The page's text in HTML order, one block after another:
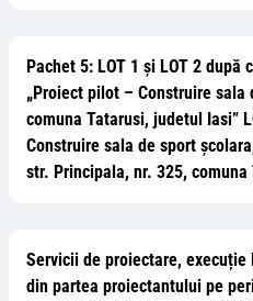
Pachet 5: LOT 1 și LOT 2 după
„Proiect pilot – Construire
comuna Tatarusi, judetul Iasi”
Construire sala de sport
str. Principala, nr. 325,
Servicii de proiectare,
din partea proiectantului pe